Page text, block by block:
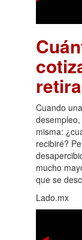
Cuando
misma:
recibiré?
mucho
que se
Lado.mx